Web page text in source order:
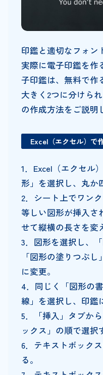
印鑑と適切なフォン
実際に電子印鑑を作
子印鑑は、無料で作
大きく2つに分けら
の作成方法をご説明
Excel（エクセル）で
1．Excel（エクセル
形」を選択し、丸か
2．シート上でワン
等しい図形が挿入さ
せて縦横の長さを変
3．図形を選択し、
「図形の塗りつぶ
に変更。
4．同じく「図形の
線」を選択し、印鑑
5．「挿入」タブか
ックス」の順で選択
6．テキストボック
る。